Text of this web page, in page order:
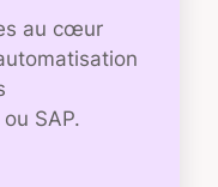
au cœur
SAP.